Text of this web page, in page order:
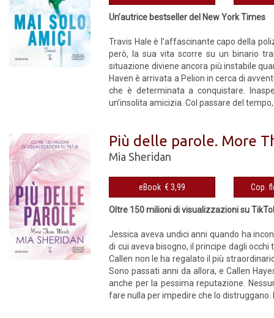
Un’autrice bestseller del New York Times
Travis Hale è l’affascinante capo della
però, la sua vita scorre su un binario
situazione diviene ancora più instabile
Haven è arrivata a Pelion in cerca di
che è determinata a conquistare.
un’insolita amicizia. Col passare del
Più delle parole. More
Mia Sheridan
eBook € 3,99
Oltre 150 milioni di visualizzazioni su
Jessica aveva undici anni quando ha
di cui aveva bisogno, il principe dagli
Callen non le ha regalato il più
Sono passati anni da allora, e Callen
anche per la pessima reputazione.
fare nulla per impedire che lo distruggano.